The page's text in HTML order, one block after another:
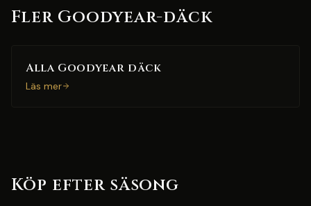
Fler Goodyear-däck
Alla Goodyear däck
Läs mer
Köp efter säsong